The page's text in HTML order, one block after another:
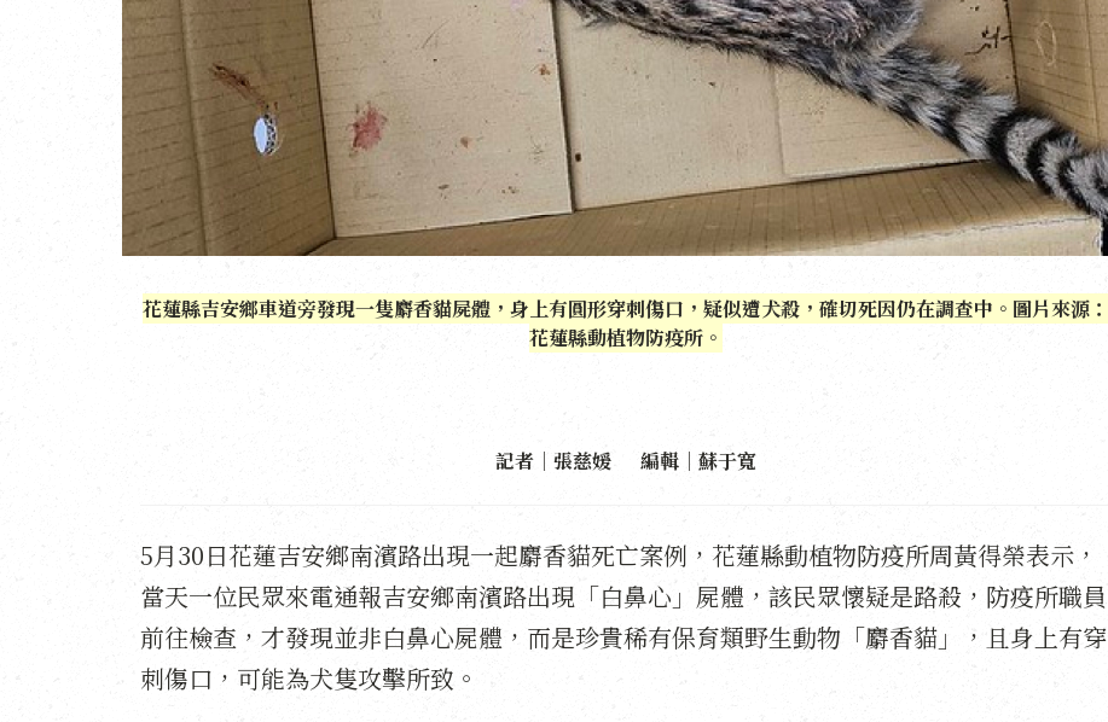
花蓮縣吉安鄉車道旁發現一隻麝香貓屍體，身上有圓形穿刺傷口，疑似遭犬殺，確切死因仍在調查中。圖片來源：
花蓮縣動植物防疫所。
記者｜張慈媛 編輯｜蘇于寬
5月30日花蓮吉安鄉南濱路出現一起麝香貓死亡案例，花蓮縣動植物防疫所周黃得榮表示，
當天一位民眾來電通報吉安鄉南濱路出現「白鼻心」屍體，該民眾懷疑是路殺，防疫所職員
前往檢查，才發現並非白鼻心屍體，而是珍貴稀有保育類野生動物「麝香貓」，且身上有穿
刺傷口，可能為犬隻攻擊所致。